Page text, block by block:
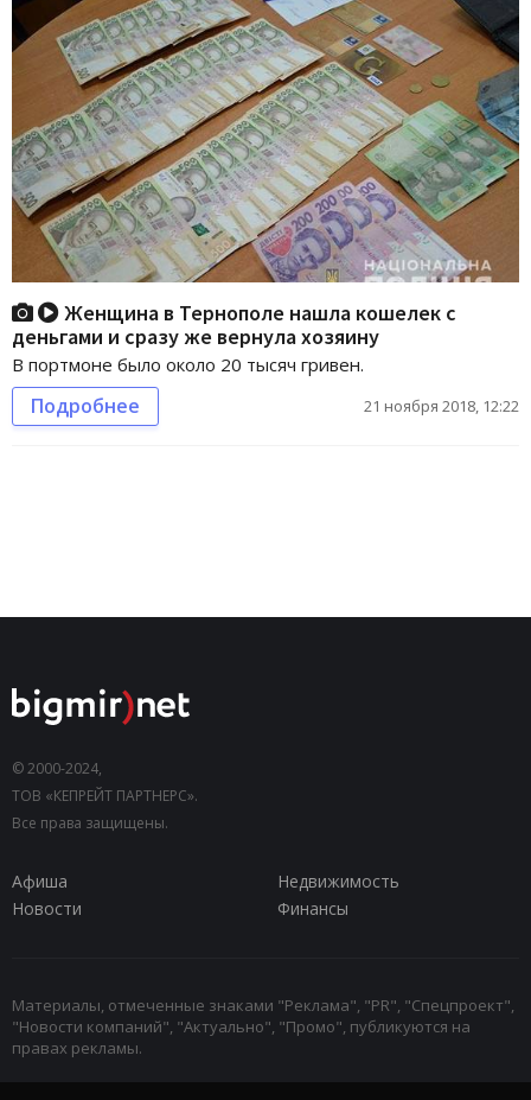
Женщина в Тернополе нашла кошелек с
деньгами и сразу же вернула хозяину
В портмоне было около 20 тысяч гривен.
Подробнее 21 ноября 2018, 12:22
© 2000-2024,
ТОВ «КЕПРЕЙТ ПАРТНЕРС».
Все права защищены.
Афиша
Недвижимость
Новости
Финансы
Материалы, отмеченные знаками "Реклама", "PR", "Спецпроект",
"Новости компаний", "Актуально", "Промо", публикуются на
правах рекламы.